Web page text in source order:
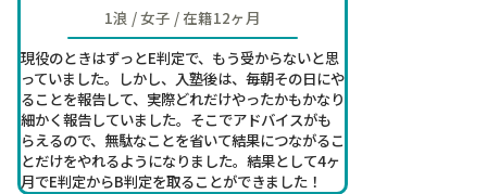
1浪 / 女子 / 在籍12ヶ月
現役のときはずっとE判定で、もう受からないと思
っていました。しかし、入塾後は、毎朝その日にや
ることを報告して、実際どれだけやったかもかなり
細かく報告していました。そこでアドバイスがも
らえるので、無駄なことを省いて結果につながるこ
とだけをやれるようになりました。結果として4ヶ
月でE判定からB判定を取ることができました！